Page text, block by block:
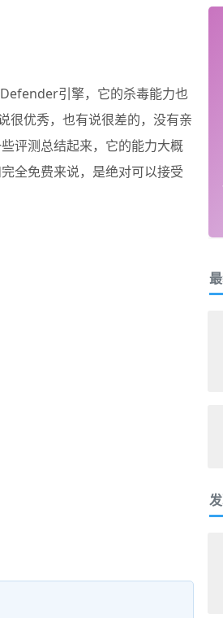
引擎，它的杀毒能力也
很优秀，也有说很差的，没有亲
评测总结起来，它的能力大概
全免费来说，是绝对可以接受